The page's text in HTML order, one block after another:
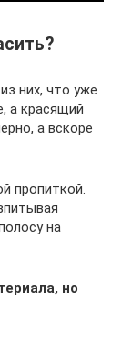
них, что уже
а красящий
а вскоре
пропиткой.
на
но